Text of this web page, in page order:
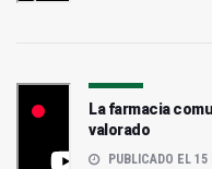
La farmacia
valorado
PUBLICADO EL